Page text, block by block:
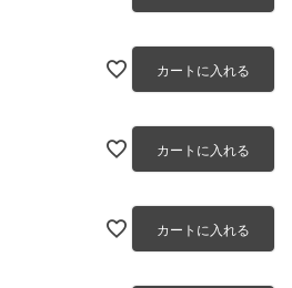
カートに入れる
カートに入れる
カートに入れる